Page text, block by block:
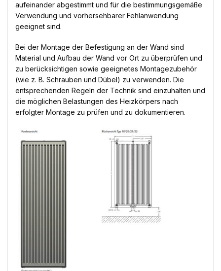
aufeinander abgestimmt und für die bestimmungsgemäße
Verwendung und vorhersehbarer Fehlanwendung
geeignet sind.
Bei der Montage der Befestigung an der Wand sind
Material und Aufbau der Wand vor Ort zu überprüfen und
zu berücksichtigen sowie geeignetes Montagezubehör
(wie z. B. Schrauben und Dübel) zu verwenden. Die
entsprechenden Regeln der Technik sind einzuhalten und
die möglichen Belastungen des Heizkörpers nach
erfolgter Montage zu prüfen und zu dokumentieren.